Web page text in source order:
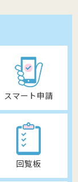
スマート申請
回覧板